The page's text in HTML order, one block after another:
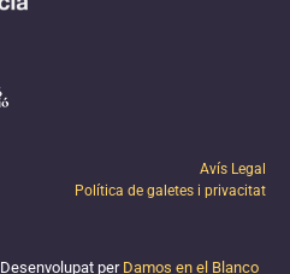
Avís Legal
Política de galetes i privacitat
Desenvolupat per Damos en el Blanco